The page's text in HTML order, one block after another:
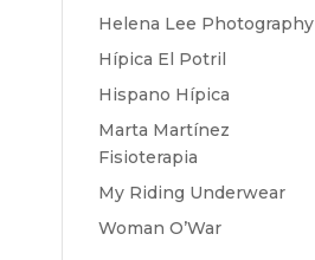
Helena Lee Photography
Hípica El Potril
Hispano Hípica
Marta Martínez
Fisioterapia
My Riding Underwear
Woman O’War